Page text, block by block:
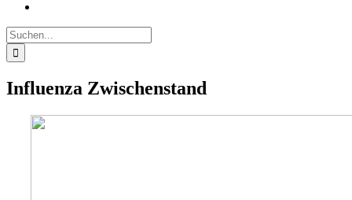
Suche
nach:
Influenza Zwischenstand